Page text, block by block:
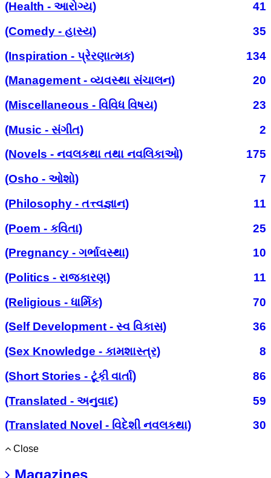
(Health - આરોગ્ય)
41
(Comedy - હાસ્ય)
35
(Inspiration - પ્રેરણાત્મક)
134
(Management - વ્યવસ્થા સંચાલન)
20
(Miscellaneous - વિવિધ વિષય)
23
(Music - સંગીત)
2
(Novels - નવલકથા તથા નવલિકાઓ)
175
(Osho - ઓશો)
7
(Philosophy - તત્ત્વજ્ઞાન)
11
(Poem - કવિતા)
25
(Pregnancy - ગર્ભાવસ્થા)
10
(Politics - રાજકારણ)
11
(Religious - ધાર્મિક)
70
(Self Development - સ્વ વિકાસ)
36
(Sex Knowledge - કામશાસ્ત્ર)
8
(Short Stories - ટૂંકી વાર્તા)
86
(Translated - અનુવાદ)
59
(Translated Novel - વિદેશી નવલકથા)
30
Close
Magazines